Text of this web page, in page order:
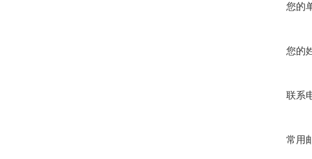
您的
您的
联系
常用